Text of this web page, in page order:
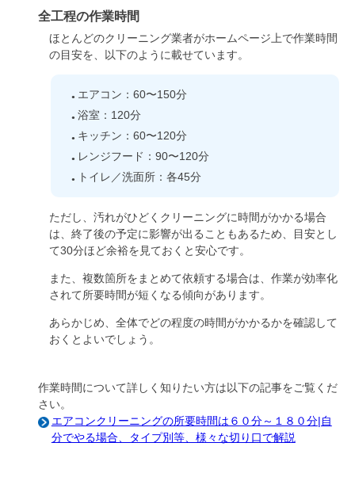
全工程の作業時間
ほとんどのクリーニング業者がホームページ上で作業時間
の目安を、以下のように載せています。
エアコン：60〜150分
浴室：120分
キッチン：60〜120分
レンジフード：90〜120分
トイレ／洗面所：各45分
ただし、汚れがひどくクリーニングに時間がかかる場合
は、終了後の予定に影響が出ることもあるため、目安とし
て30分ほど余裕を見ておくと安心です。
また、複数箇所をまとめて依頼する場合は、作業が効率化
されて所要時間が短くなる傾向があります。
あらかじめ、全体でどの程度の時間がかかるかを確認して
おくとよいでしょう。
作業時間について詳しく知りたい方は以下の記事をご覧くだ
さい。
エアコンクリーニングの所要時間は６０分～１８０分|自
分でやる場合、タイプ別等、様々な切り口で解説